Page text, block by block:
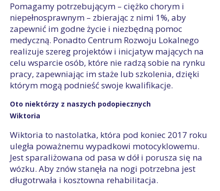
Pomagamy potrzebującym – ciężko chorym i
niepełnosprawnym – zbierając z nimi 1%, aby
zapewnić im godne życie i niezbędną pomoc
medyczną. Ponadto Centrum Rozwoju Lokalnego
realizuje szereg projektów i inicjatyw mających na
celu wsparcie osób, które nie radzą sobie na rynku
pracy, zapewniając im staże lub szkolenia, dzięki
którym mogą podnieść swoje kwalifikacje.
Oto niektórzy z naszych podopiecznych
Wiktoria
Wiktoria to nastolatka, która pod koniec 2017 roku
uległa poważnemu wypadkowi motocyklowemu.
Jest sparaliżowana od pasa w dół i porusza się na
wózku. Aby znów stanęła na nogi potrzebna jest
długotrwała i kosztowna rehabilitacja.